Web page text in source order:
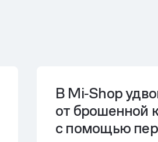
В Mi‑Shop
от брошенной
с помощью